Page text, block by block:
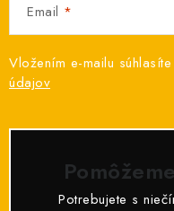
Email
Vložením e-mailu
údajov
Potrebujete s